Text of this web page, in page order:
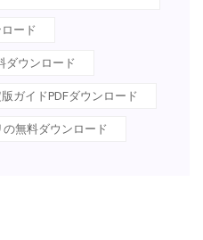
ード
ダウンロード
ガイドPDFダウンロード
無料ダウンロード